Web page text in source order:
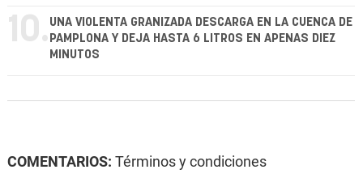
10. UNA VIOLENTA GRANIZADA DESCARGA EN LA CUENCA DE
PAMPLONA Y DEJA HASTA 6 LITROS EN APENAS DIEZ
MINUTOS
COMENTARIOS: Términos y condiciones